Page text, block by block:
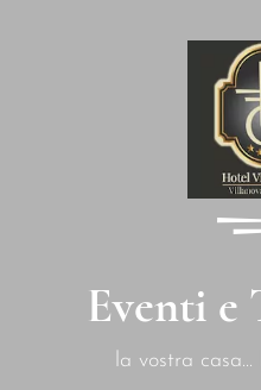
Eventi e
la vostra